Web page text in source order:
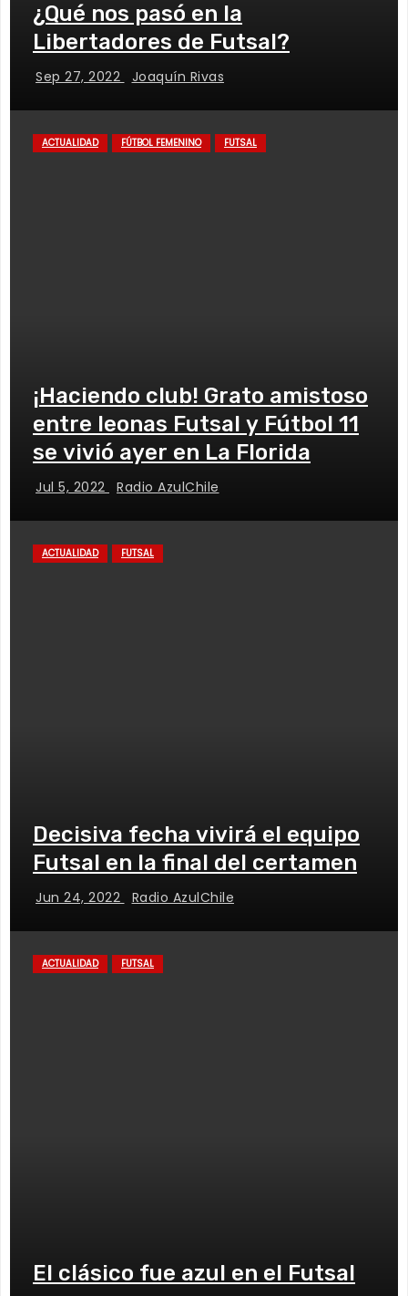
¿Qué nos pasó en la
Libertadores de Futsal?
Sep 27, 2022 Joaquín Rivas
ACTUALIDAD FÚTBOL FEMENINO FUTSAL
¡Haciendo club! Grato amistoso
entre leonas Futsal y Fútbol 11
se vivió ayer en La Florida
Jul 5, 2022 Radio AzulChile
ACTUALIDAD FUTSAL
Decisiva fecha vivirá el equipo
Futsal en la final del certamen
Jun 24, 2022 Radio AzulChile
ACTUALIDAD FUTSAL
El clásico fue azul en el Futsal